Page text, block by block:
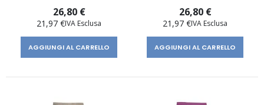
26,80 €
21,97 €
AGGIUNGI AL CARRELLO
26,80 €
21,97 €
AGGIUNGI AL CARRELLO